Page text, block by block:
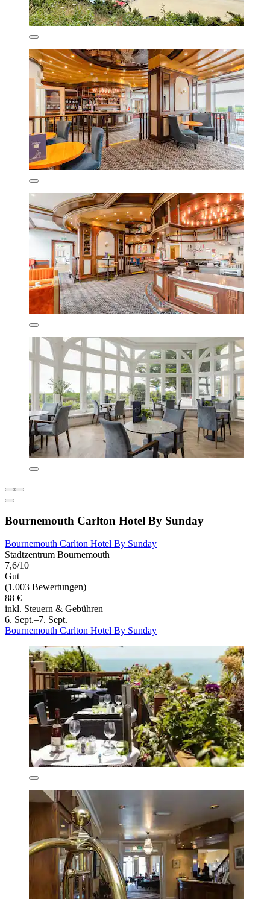
Bournemouth Carlton Hotel By Sunday
Bournemouth Carlton Hotel By Sunday
Stadtzentrum Bournemouth
7,6/10
Gut
(1.003 Bewertungen)
88 €
inkl. Steuern & Gebühren
6. Sept.–7. Sept.
Bournemouth Carlton Hotel By Sunday